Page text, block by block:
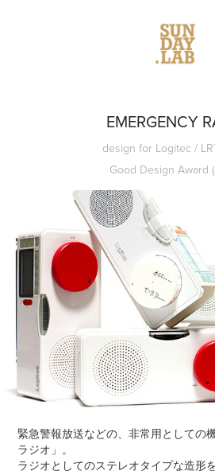
EMERGENCY
design for Logitec /
Good Design Award
緊急警報放送などの、非常用としての
ラジオ」。
ラジオとしてのステレオタイプな造形